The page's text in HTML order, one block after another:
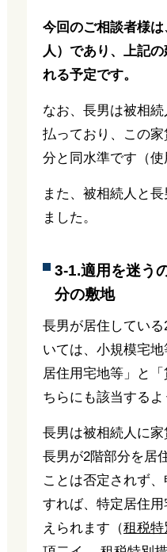
今回のご相談者様
人）であり、上記
れる予定です。
なお、長男は被相
払っており、この
分と同水準です（使
また、被相続人と
ました。
3-1.適用を迷う
分の敷地
長男が居住してい
いては、小規模宅
居住用宅地等」と
ちらにも該当するよ
長男は被相続人に家
長男が2階部分を居
ことは否定されず
すれば、特定居住
えられます（租税特